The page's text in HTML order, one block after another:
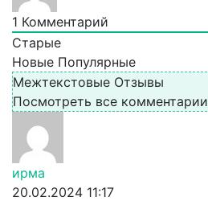
1 Комментарий
Старые
Новые Популярные
Межтекстовые Отзывы
Посмотреть все комментарии
ирма
20.02.2024 11:17